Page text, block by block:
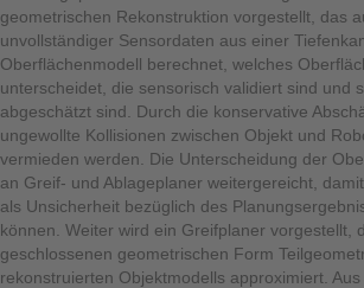
geometrischen Rekonstruktion vorgestellt, das
unvollständiger Sensordaten aus einer
Oberflächenmodell berechnet, welches
unterscheidet, die sensorisch validiert sind und
abgeschätzt sind. Durch die konservative
ungewollte Kollisionen zwischen Objekt und
vermieden werden. Die Unterscheidung der
an Greif- und Ablageplaner weitergereicht,
als Unsicherheit bezüglich des
können. Weiter wird ein Greifplaner vorgestellt,
geschlossenen geometrischen Form
rekonstruierten Objektmodells approximiert.